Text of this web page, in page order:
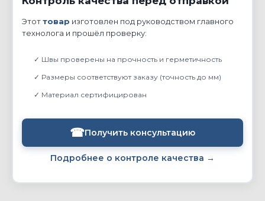
Этоттовар изготовлен под руководством главного
технолога и прошёл проверку:
✓ Швы проверены на прочность и герметичность
✓ Размеры соответствуют заказу (точность до мм)
✓ Материал сертифицирован
☎Получить консультацию
Подробнее о контроле качества →